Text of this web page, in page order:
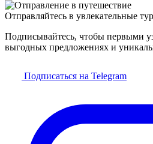
Отправляйтесь в увлекательные
Подписывайтесь, чтобы первыми
выгодных предложениях и
Подписаться на Telegram